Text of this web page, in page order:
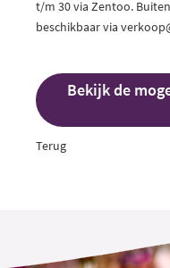
t/m 30 via Zentoo.
beschikbaar via
Bekijk de
Terug